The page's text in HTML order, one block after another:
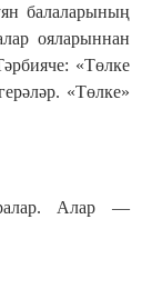
балаларының
ояларыннан
«Төлке
«Төлке»
Алар —